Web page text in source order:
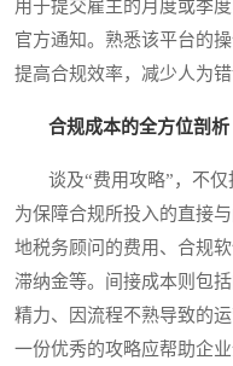
用于提交雇主的月度或季
官方通知。熟悉该平台的
提高合规效率，减少人为
合规成本的全方位剖析
谈及“费用攻略”，不仅
为保障合规所投入的直接
地税务顾问的费用、合规
滞纳金等。间接成本则包
精力、因流程不熟导致的
一份优秀的攻略应帮助企